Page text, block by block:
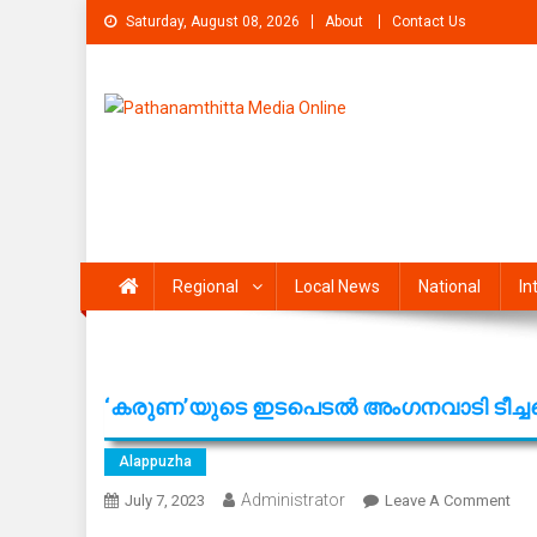
Skip
to
Saturday, August 08, 2026 About Contact Us
Pathanamthitta Media
Regional Local News National
‘കരുണ’യുടെ ഇടപെടൽ അംഗനവാടി
Alappuzha
July 7, 2023 Administrator Leave A CommentOn